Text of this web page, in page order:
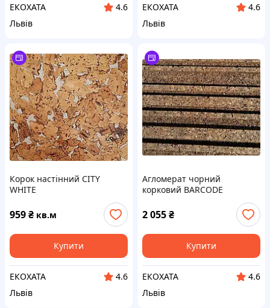
ЕКОХАТА
4.6
Львів
ЕКОХАТА
4.6
Львів
Корок настінний CITY
WHITE
959₴ кв.м
Купити
ЕКОХАТА
4.6
Львів
Агломерат чорний
корковий BARCODE
2 055₴
Купити
ЕКОХАТА
4.6
Львів